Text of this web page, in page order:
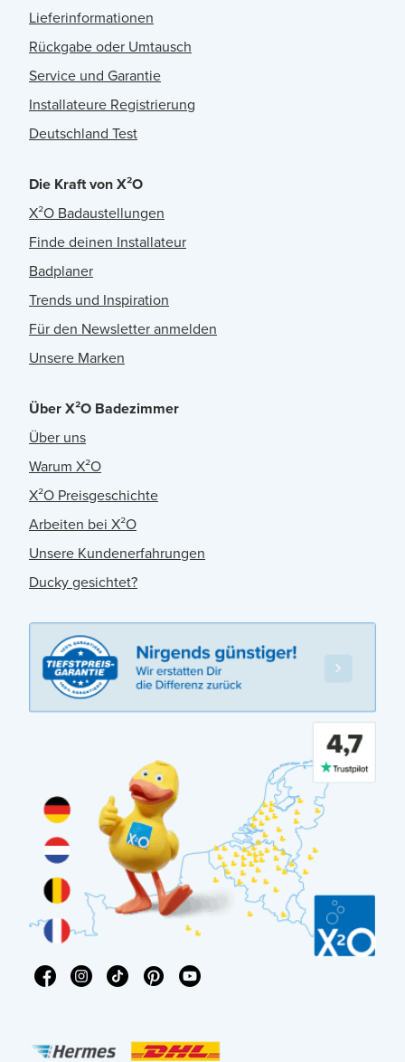
Lieferinformationen
Rückgabe oder Umtausch
Service und Garantie
Installateure Registrierung
Deutschland Test
Die Kraft von X²O
X²O Badaustellungen
Finde deinen Installateur
Badplaner
Trends und Inspiration
Für den Newsletter anmelden
Unsere Marken
Über X²O Badezimmer
Über uns
Warum X²O
X²O Preisgeschichte
Arbeiten bei X²O
Unsere Kundenerfahrungen
Ducky gesichtet?